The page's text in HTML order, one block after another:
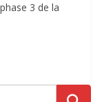
3 de la